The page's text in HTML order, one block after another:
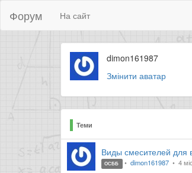
Форум На сайт
dimon161987
Змінити аватар
Теми
Виды смесителей для
ОСББ dimon161987 4